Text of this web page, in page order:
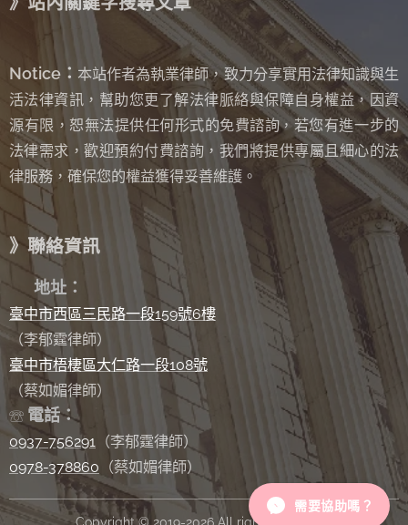
Notice： 本站作者為執業律師，致力分享實用法律知識與生
活法律資訊，幫助您更了解法律脈絡與保障自身權益，因資
源有限，恕無法提供任何形式的免費諮詢， 若您有進一步的
法律需求，歡迎預約付費諮詢，我們將提供專屬且細心的法
律服務，確保您的權益獲得妥善維護。
》聯絡資訊
地址：
臺中市西區三民路一段159號6樓
（李郁霆律師）
臺中市梧棲區大仁路一段108號
（蔡如媚律師）
☏ 電話：
0937-756291 （李郁霆律師）
0978-378860 （蔡如媚律師）
需要協助嗎？